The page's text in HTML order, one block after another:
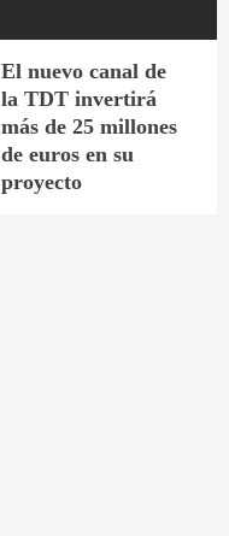
El nuevo canal de
la TDT invertirá
más de 25 millones
de euros en su
proyecto